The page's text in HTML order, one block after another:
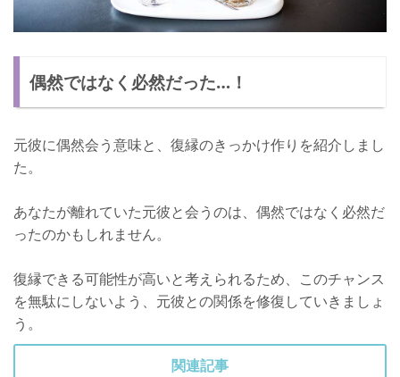
偶然ではなく必然だった…！
元彼に偶然会う意味と、復縁のきっかけ作りを紹介しまし
た。
あなたが離れていた元彼と会うのは、偶然ではなく必然だ
ったのかもしれません。
復縁できる可能性が高いと考えられるため、このチャンス
を無駄にしないよう、元彼との関係を修復していきましょ
う。
関連記事